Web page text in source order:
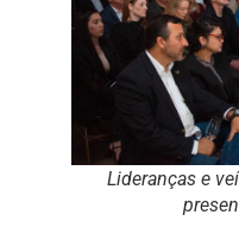
Lideranças e